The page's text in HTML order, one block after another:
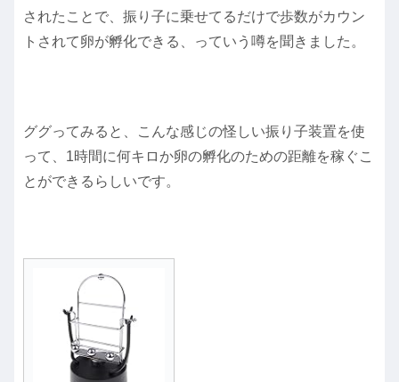
されたことで、振り子に乗せてるだけで歩数がカウン
トされて卵が孵化できる、っていう噂を聞きました。
ググってみると、こんな感じの怪しい振り子装置を使
って、1時間に何キロか卵の孵化のための距離を稼ぐこ
とができるらしいです。